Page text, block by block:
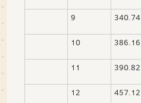
9 340.74
10 386.16
11 390.82
12 457.12